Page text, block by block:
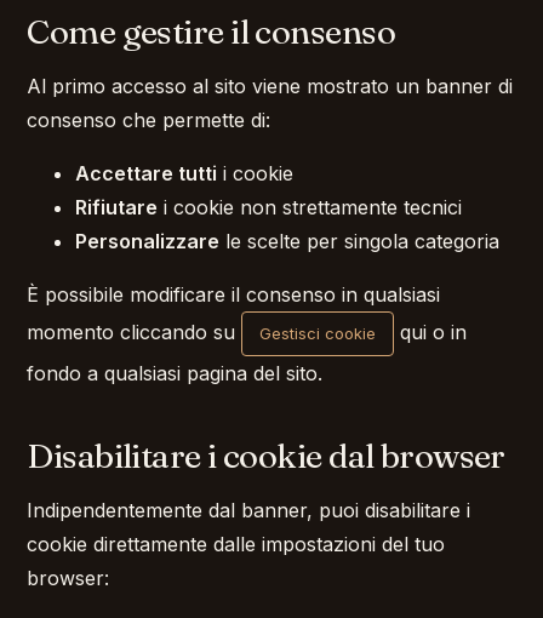
Come gestire il consenso
Al primo accesso al sito viene mostrato un banner di
consenso che permette di:
Accettare tutti i cookie
Rifiutare i cookie non strettamente tecnici
Personalizzare le scelte per singola categoria
È possibile modificare il consenso in qualsiasi
momento cliccando su
Gestisci cookie
qui o in
fondo a qualsiasi pagina del sito.
Disabilitare i cookie dal browser
Indipendentemente dal banner, puoi disabilitare i
cookie direttamente dalle impostazioni del tuo
browser: